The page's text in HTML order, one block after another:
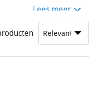
voor een fris,
Lees meer